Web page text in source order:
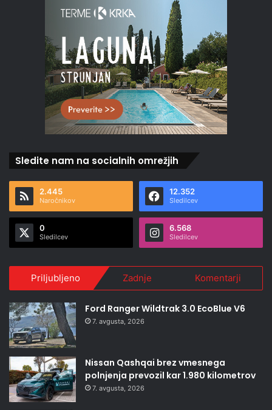
Sledite nam na socialnih omrežjih
2.445
Naročnikov
12.352
Sledilcev
0
Sledilcev
6.568
Sledilcev
Priljubljeno Zadnje Komentarji
Ford Ranger Wildtrak 3.0 EcoBlue V6
7. avgusta, 2026
Nissan Qashqai brez vmesnega
polnjenja prevozil kar 1.980 kilometrov
7. avgusta, 2026